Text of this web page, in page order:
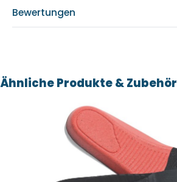
Bewertungen
Produktgalerie überspringen
Ähnliche Produkte & Zubehör